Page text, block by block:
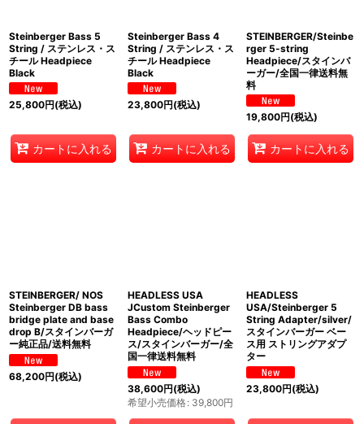
絞り込む
Steinberger Bass 5
String / ステンレス・ス
チール Headpiece
Black
25,800円(税込)
カートに入れる
Steinberger Bass 4
String / ステンレス・ス
チール Headpiece
Black
23,800円(税込)
カートに入れる
STEINBERGER/Steinbe
rger 5-string
Headpiece/スタインバ
ーガー/全国一律送料無
料
19,800円(税込)
カートに入れる
STEINBERGER/ NOS
Steinberger DB bass
bridge plate and base
drop B/スタインバーガ
ー純正品/送料無料
68,200円(税込)
HEADLESS USA
JCustom Steinberger
Bass Combo
Headpiece/ヘッドピー
ス/スタインバーガー/全
国一律送料無料
38,600円(税込)
希望小売価格: 39,800円
HEADLESS
USA/Steinberger 5
String Adapter/silver/
スタインバーガー ベー
ス用 ストリングアダプ
ター
23,800円(税込)